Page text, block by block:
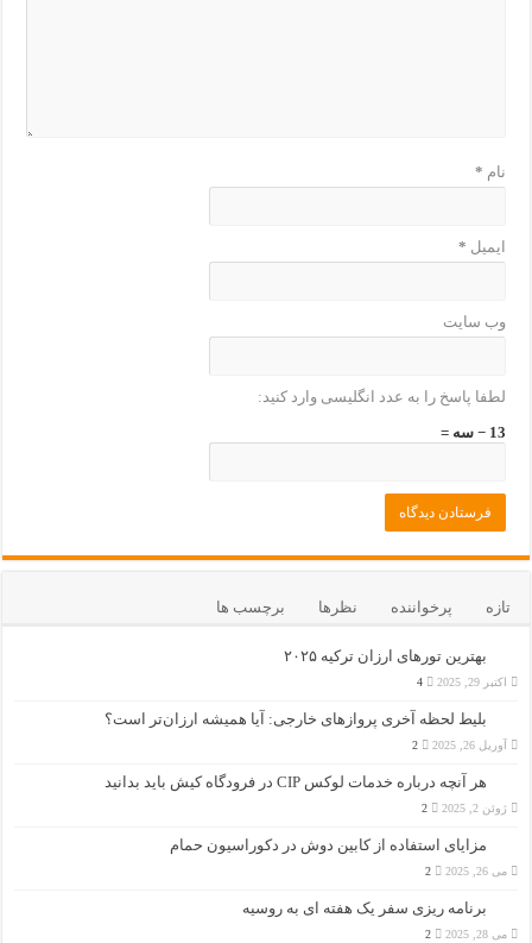
نام *
ایمیل *
وب‌ سایت
لطفا پاسخ را به عدد انگلیسی وارد کنید:
13 − سه =
تازه پرخواننده نظرها برچسب ها
بهترین تورهای ارزان ترکیه ۲۰۲۵
اکتبر 29, 2025 4
بلیط لحظه آخری پروازهای خارجی: آیا همیشه ارزان‌تر است؟
آوریل 26, 2025 2
هر آنچه درباره خدمات لوکس CIP در فرودگاه‌ کیش باید بدانید
ژوئن 2, 2025 2
مزایای استفاده از کابین دوش در دکوراسیون حمام
می 26, 2025 2
برنامه ریزی سفر یک هفته ای به روسیه
می 28, 2025 2